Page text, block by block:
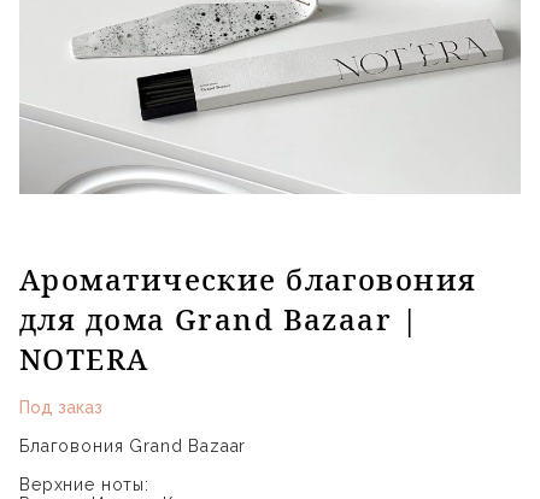
Ароматические благовония
для дома Grand Bazaar |
NOTERA
Под заказ
Благовония Grand Bazaar
Верхние ноты: